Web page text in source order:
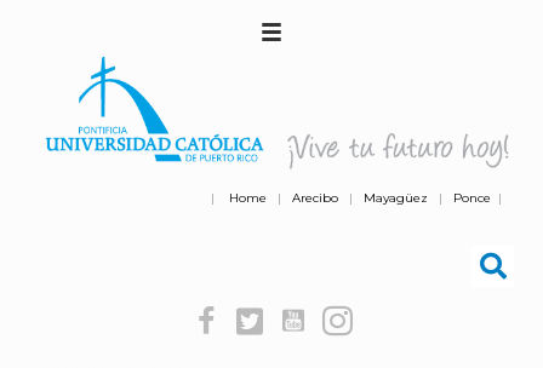
| Home | Arecibo | Mayagüez | Ponce |